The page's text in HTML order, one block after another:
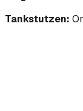
Tankstutzen: